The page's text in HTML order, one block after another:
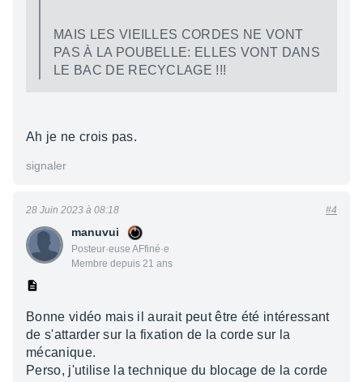
MAIS LES VIEILLES CORDES NE VONT
PAS À LA POUBELLE: ELLES VONT DANS
LE BAC DE RECYCLAGE !!!
Ah je ne crois pas.
signaler
manuvui
Posteur·euse AFfiné·e
Membre depuis 21 ans
28 Juin 2023 à 08:18 #4
Bonne vidéo mais il aurait peut être été intéressant
de s'attarder sur la fixation de la corde sur la
mécanique.
Perso, j'utilise la technique du blocage de la corde